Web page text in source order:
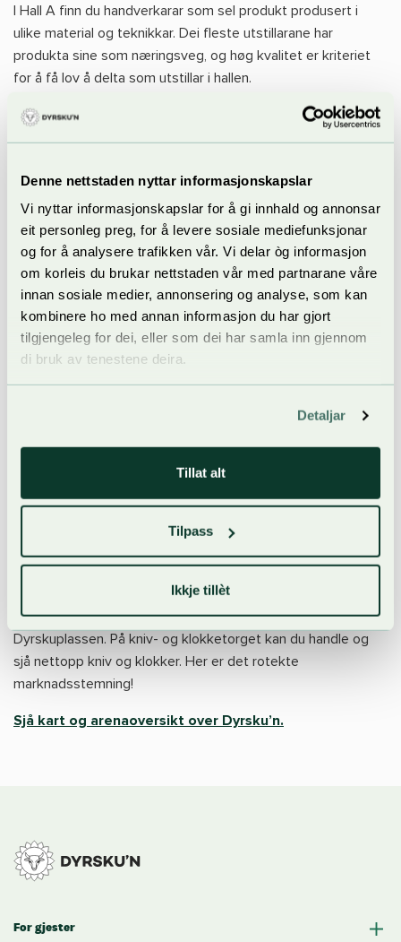
Denne nettstaden nyttar informasjonskapslar
Vi nyttar informasjonskapslar for å gi innhald og annonsar
eit personleg preg, for å levere sosiale mediefunksjonar
og for å analysere trafikken vår. Vi delar òg informasjon
om korleis du brukar nettstaden vår med partnarane våre
innan sosiale medier, annonsering og analyse, som kan
kombinere ho med annan informasjon du har gjort
tilgjengeleg for dei, eller som dei har samla inn gjennom
di bruk av tenestene deira.
Detaljar
Tillat alt
Tilpass
Ikkje tillèt
I Hall A finn du handverkarar som sel produkt produsert i
ulike material og teknikkar. Dei fleste utstillarane har
produkta sine som næringsveg, og høg kvalitet er kriteriet
for å få lov å delta som utstillar i hallen.
I Hall B finn du Husflidsutstillinga – utstilling i husflid,
handverk & design på Dyrsku’n som syner arbeid frå
husflidstevlinga, ei dagsaktuell særutstilling, samt elev- og
studentarbeid.
Saman med Norges Husflidslag og Vest-Telemark Museum
arrangerer vi kvart år landets største tevling i husflid,
handverk og design.
Gongestogo (9)
Under Dyrsku’n er det årleg ei historisk handverksutstilling i
Gongestogo i regi av Vest-Telemark Museum.
Kniv- og klokketorget (11 – På utsida av hall A)
Torget er ein av dei mest tradisjonsrike arenaene på
Dyrskuplassen. På kniv- og klokketorget kan du handle og
sjå nettopp kniv og klokker. Her er det rotekte
marknadsstemning!
Sjå kart og arenaoversikt over Dyrsku’n.
For gjester